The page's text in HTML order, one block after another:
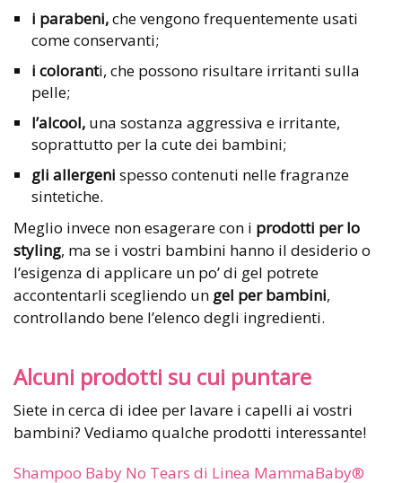
i parabeni,che vengono frequentemente usati
come conservanti;
i coloranti, che possono risultare irritanti sulla
pelle;
l’alcool, una sostanza aggressiva e irritante,
soprattutto per la cute dei bambini;
gli allergeni spesso contenuti nelle fragranze
sintetiche.
Meglio invece non esagerare con i prodotti per lo
styling, ma se i vostri bambini hanno il desiderio o
l’esigenza di applicare un po’ di gel potrete
accontentarli scegliendo un gel per bambini,
controllando bene l’elenco degli ingredienti.
Alcuni prodotti su cui puntare
Siete in cerca di idee per lavare i capelli ai vostri
bambini? Vediamo qualche prodotti interessante!
Shampoo Baby No Tears di Linea MammaBaby®